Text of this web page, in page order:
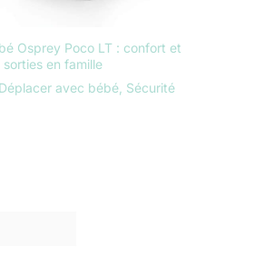
Osprey Poco LT : confort et
en famille
avec bébé Sécurité